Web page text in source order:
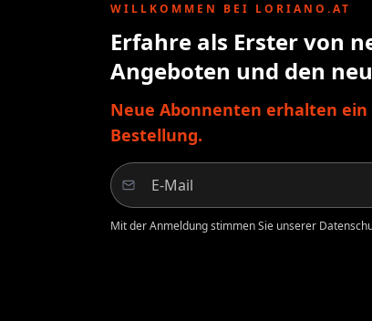
WILLKOMMEN BEI LORIANO.AT
Erfahre als Erster von
Angeboten und den
Neue Abonnenten erhalten
Bestellung.
Mit der Anmeldung stimmen Sie unserer